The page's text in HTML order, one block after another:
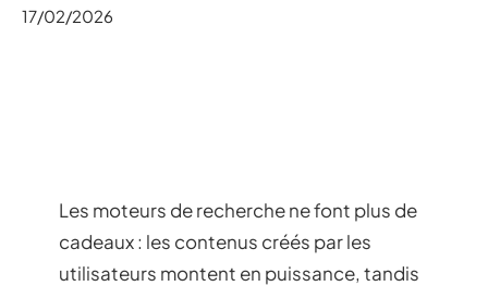
17/02/2026
Les moteurs de recherche ne font plus de
cadeaux : les contenus créés par les
utilisateurs montent en puissance, tandis